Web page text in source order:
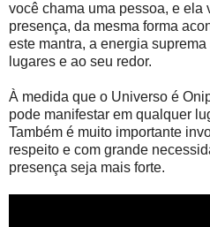
você chama uma pessoa, e ela
presença, da mesma forma
este mantra, a energia
lugares e ao seu redor.
À medida que o Universo é
pode manifestar em qualquer
Também é muito importante
respeito e com grande
presença seja mais forte.